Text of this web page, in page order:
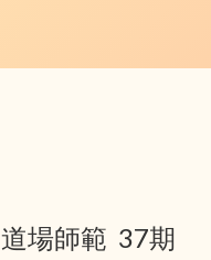
道場師範 37期